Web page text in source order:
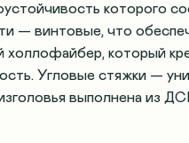
которого
— винтовые, что
который
Угловые стяжки —
выполнена из